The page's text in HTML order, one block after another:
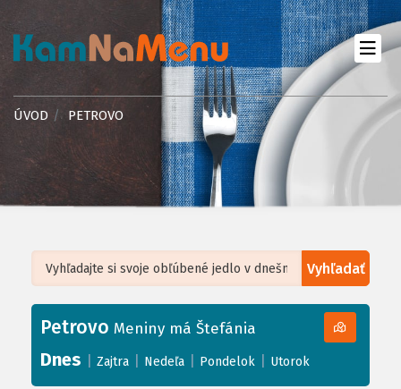
ÚVOD PETROVO
Vyhľadať
+
−
Leaflet| ©OpenStreetMap, Tiles courtesy ofHumanitarian OpenStreetMap
Petrovo Meniny má Štefánia
Dnes Zajtra Nedeľa Pondelok Utorok